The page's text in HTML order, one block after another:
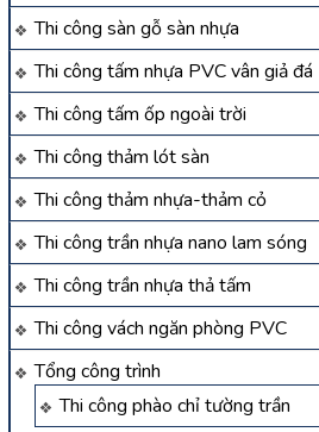
Thi công sàn gỗ sàn nhựa
Thi công tấm nhựa PVC vân giả đá
Thi công tấm ốp ngoài trời
Thi công thảm lót sàn
Thi công thảm nhựa-thảm cỏ
Thi công trần nhựa nano lam sóng
Thi công trần nhựa thả tấm
Thi công vách ngăn phòng PVC
Tổng công trình
Thi công phào chỉ tường trần